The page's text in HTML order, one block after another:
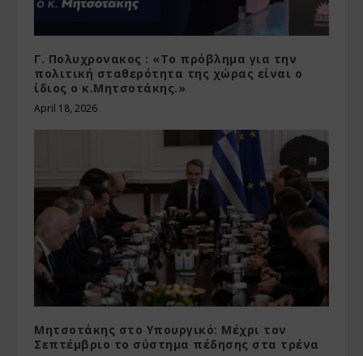
Γ. Πολυχρονακος : «Το πρόβλημα για την
πολιτική σταθερότητα της χώρας είναι ο
ίδιος ο κ.Μητσοτάκης.»
April 18, 2026
Μητσοτάκης στο Υπουργικό: Μέχρι τον
Σεπτέμβριο το σύστημα πέδησης στα τρένα